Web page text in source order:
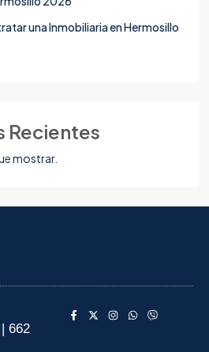
una Inmobiliaria en Hermosillo
Recientes
mostrar.
662